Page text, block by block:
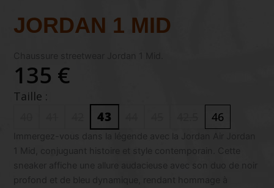
JORDAN 1 MID
135 €
Taille :
43 46
Immergez-vous dans la légende avec la Jordan Air Jordan
1 Mid, conjuguant histoire et style contemporain. Cette
sneaker affiche une allure audacieuse avec son duo de noir
profond et de bleu dynamique, rendant hommage à